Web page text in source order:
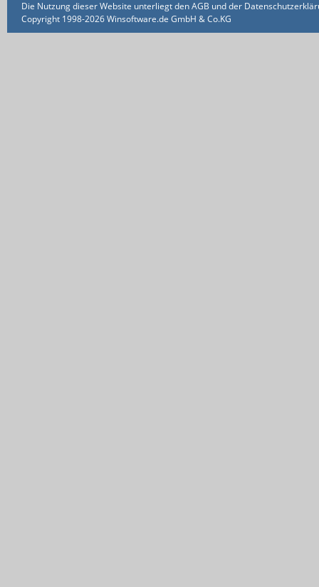
Die Nutzung dieser Website unterliegt den AGB und der
Copyright 1998-2026 Winsoftware.de GmbH & Co.KG